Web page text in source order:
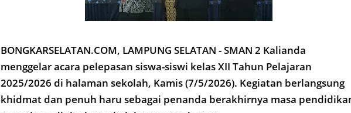
BONGKARSELATAN.COM, LAMPUNG SELATAN - SMAN 2 Kalianda
menggelar acara pelepasan siswa-siswi kelas XII Tahun Pelajaran
2025/2026 di halaman sekolah, Kamis (7/5/2026). Kegiatan berlangsung
khidmat dan penuh haru sebagai penanda berakhirnya masa